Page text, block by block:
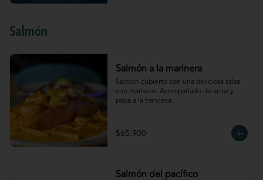
Salmón
Salmón a la marinera
Salmón cubierto con una deliciosa salsa
con mariscos. Acompañado de arroz y
papa a la francesa.
$65.900
Salmón del pacífico